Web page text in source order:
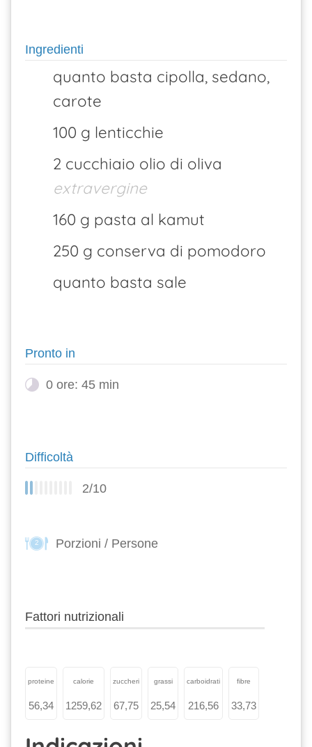
Ingredienti
quanto basta cipolla, sedano,
carote
100 g lenticchie
2 cucchiaio olio di oliva
extravergine
160 g pasta al kamut
250 g conserva di pomodoro
quanto basta sale
Pronto in
0 ore: 45 min
Difficoltà
2/10
2 Porzioni / Persone
Fattori nutrizionali
proteine
56,34
calorie
1259,62
zuccheri
67,75
grassi
25,54
carboidrati
216,56
fibre
33,73